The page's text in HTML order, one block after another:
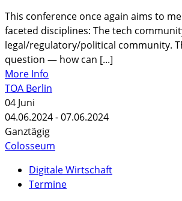
This conference once again aims to
faceted disciplines: The tech
legal/regulatory/political community.
question — how can [...]
More Info
TOA Berlin
04 Juni
04.06.2024 - 07.06.2024
Ganztägig
Colosseum
Digitale Wirtschaft
Termine